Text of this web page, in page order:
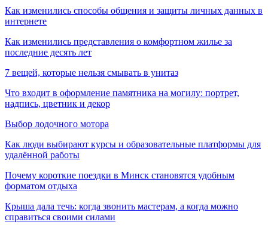
Как изменились способы общения и защиты личных данных в
интернете
Как изменились представления о комфортном жилье за
последние десять лет
7 вещей, которые нельзя смывать в унитаз
Что входит в оформление памятника на могилу: портрет,
надпись, цветник и декор
Выбор лодочного мотора
Как люди выбирают курсы и образовательные платформы для
удалённой работы
Почему короткие поездки в Минск становятся удобным
форматом отдыха
Крыша дала течь: когда звонить мастерам, а когда можно
справиться своими силами